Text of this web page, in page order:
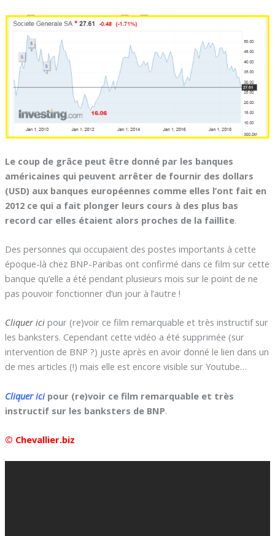
Le coup de grâce peut être donné par les banques
américaines qui peuvent arrêter de fournir des dollars
(USD) aux banques européennes comme elles l’ont fait en
2012 ce qui a fait plonger leurs cours à des plus bas
record car elles étaient alors proches de la faillite.
Des personnes qui occupaient des postes importants à cette
époque-là chez BNP-Paribas ont confirmé dans ce film sur cette
banque qu’elle a été pendant plusieurs mois sur le point de ne
pas pouvoir fonctionner d’un jour à l’autre !
Cliquer ici pour (re)voir ce film remarquable et très instructif sur
les banksters. Cependant cette vidéo a été supprimée (sur
intervention de BNP ?) juste après en avoir donné le lien dans un
de mes articles (!) mais elle est encore visible sur Youtube…
Cliquer ici pour (re)voir ce film remarquable et très
instructif sur les banksters de BNP.
© Chevallier.biz